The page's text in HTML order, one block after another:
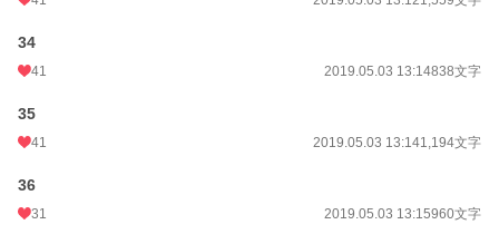
34
41 2019.05.03 13:14838文字
35
41 2019.05.03 13:141,194文字
36
31 2019.05.03 13:15960文字